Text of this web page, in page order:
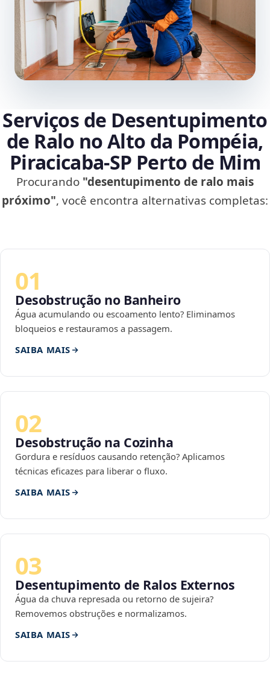
Serviços de Desentupimento
de Ralo no Alto da Pompéia,
Piracicaba‑SP Perto de Mim
Procurando "desentupimento de ralo mais
próximo", você encontra alternativas completas:
01
Desobstrução no Banheiro
Água acumulando ou escoamento lento? Eliminamos
bloqueios e restauramos a passagem.
SAIBA MAIS
02
Desobstrução na Cozinha
Gordura e resíduos causando retenção? Aplicamos
técnicas eficazes para liberar o fluxo.
SAIBA MAIS
03
Desentupimento de Ralos Externos
Água da chuva represada ou retorno de sujeira?
Removemos obstruções e normalizamos.
SAIBA MAIS